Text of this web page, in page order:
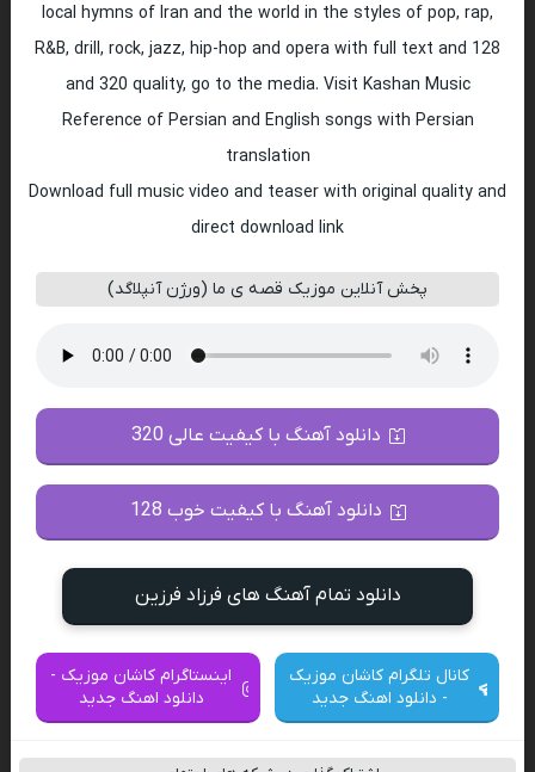
local hymns of Iran and the world in the styles of pop, rap,
R&B, drill, rock, jazz, hip-hop and opera with full text and 128
and 320 quality, go to the media. Visit Kashan Music
Reference of Persian and English songs with Persian
translation
Download full music video and teaser with original quality and
direct download link
پخش آنلاین موزیک قصه ی ما (ورژن آنپلاگد)
دانلود آهنگ با کیفیت عالی 320
دانلود آهنگ با کیفیت خوب 128
دانلود تمام آهنگ های فرزاد فرزین
کانال تلگرام کاشان موزیک
- دانلود اهنگ جدید
اینستاگرام کاشان موزیک -
دانلود اهنگ جدید